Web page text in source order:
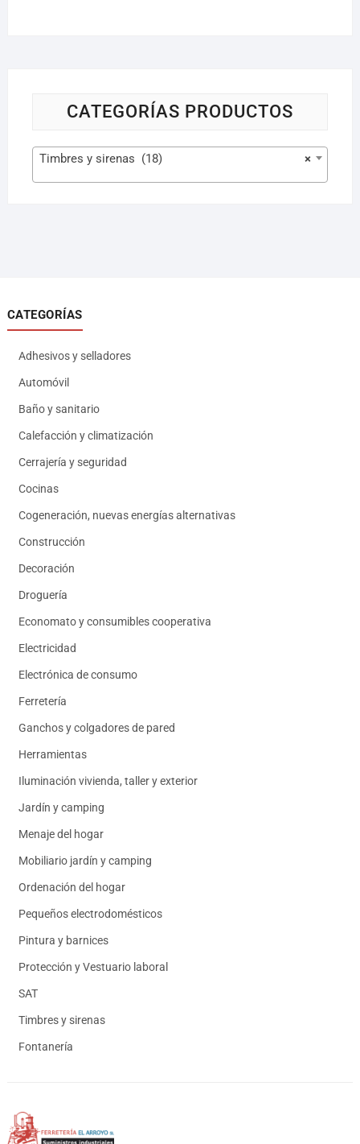
CATEGORÍAS PRODUCTOS
×
Timbres y sirenas (18)
CATEGORÍAS
Adhesivos y selladores
Automóvil
Baño y sanitario
Calefacción y climatización
Cerrajería y seguridad
Cocinas
Cogeneración, nuevas energías alternativas
Construcción
Decoración
Droguería
Economato y consumibles cooperativa
Electricidad
Electrónica de consumo
Ferretería
Ganchos y colgadores de pared
Herramientas
Iluminación vivienda, taller y exterior
Jardín y camping
Menaje del hogar
Mobiliario jardín y camping
Ordenación del hogar
Pequeños electrodomésticos
Pintura y barnices
Protección y Vestuario laboral
SAT
Timbres y sirenas
Fontanería